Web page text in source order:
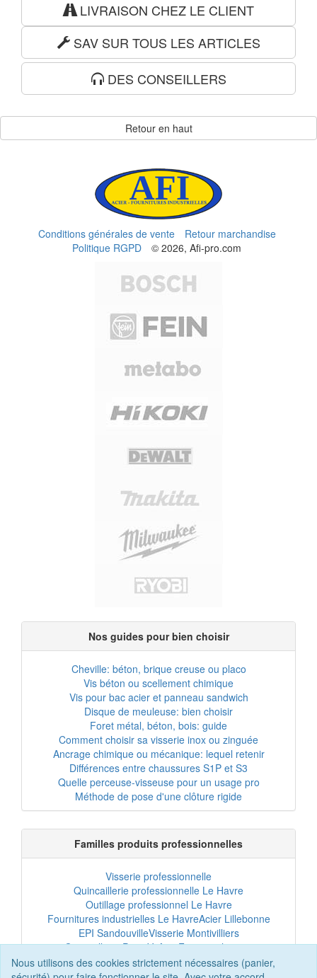
Nous utilisons des cookies strictement nécessaires (panier,
LIVRAISON CHEZ LE CLIENT
SAV SUR TOUS LES ARTICLES
DES CONSEILLERS
Retour en haut
Conditions générales de vente
Retour marchandise
Politique RGPD
© 2026, Afi-pro.com
Nos guides pour bien choisir
Cheville: béton, brique creuse ou placo
Vis béton ou scellement chimique
Vis pour bac acier et panneau sandwich
Disque de meuleuse: bien choisir
Foret métal, béton, bois: guide
Comment choisir sa visserie inox ou zinguée
Ancrage chimique ou mécanique: lequel retenir
Différences entre chaussures S1P et S3
Quelle perceuse-visseuse pour un usage pro
Méthode de pose d'une clôture rigide
Familles produits professionnelles
Visserie professionnelle
Quincaillerie professionnelle Le Havre
Outillage professionnel Le Havre
Fournitures industrielles Le HavreAcier Lillebonne
EPI SandouvilleVisserie Montivilliers
Quincaillerie Port-JérômeFixation chantier
EPI professionnelOutillage maintenance
Acier professionnelTôles et bardage